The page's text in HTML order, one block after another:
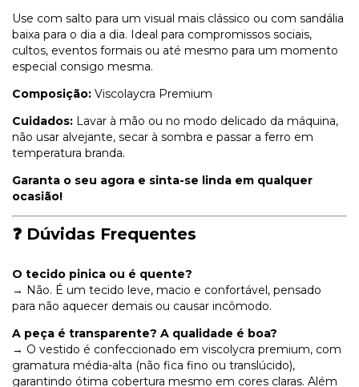
Use com salto para um visual mais clássico ou com sandália
baixa para o dia a dia. Ideal para compromissos sociais,
cultos, eventos formais ou até mesmo para um momento
especial consigo mesma.
Composição: Viscolaycra Premium
Cuidados: Lavar à mão ou no modo delicado da máquina,
não usar alvejante, secar à sombra e passar a ferro em
temperatura branda.
Garanta o seu agora e sinta-se linda em qualquer
ocasião!
❓ Dúvidas Frequentes
O tecido pinica ou é quente?
→ Não. É um tecido leve, macio e confortável, pensado
para não aquecer demais ou causar incômodo.
A peça é transparente? A qualidade é boa?
→ O vestido é confeccionado em viscolycra premium, com
gramatura média-alta (não fica fino ou translúcido),
garantindo ótima cobertura mesmo em cores claras. Além